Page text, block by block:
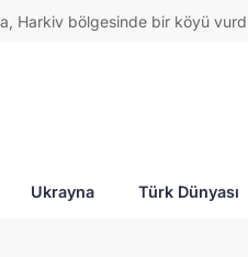
ordusuna SİHA üreten şirketin
16,2429
28,0626
Ukrayna Türk Dünyası